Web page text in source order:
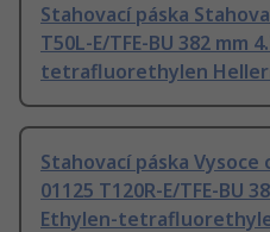
Stahovací páska
T50L-E/TFE-BU 382 mm
tetrafluorethylen
Stahovací páska Vysoce
01125 T120R-E/TFE-BU
Ethylen-